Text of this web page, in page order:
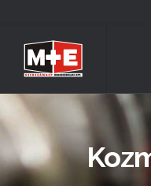
tartalomra